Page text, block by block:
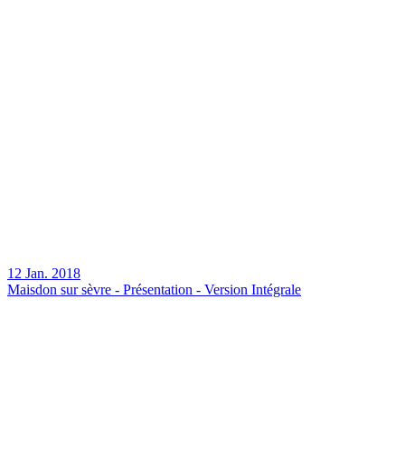
12 Jan. 2018
Maisdon sur sèvre - Présentation - Version Intégrale